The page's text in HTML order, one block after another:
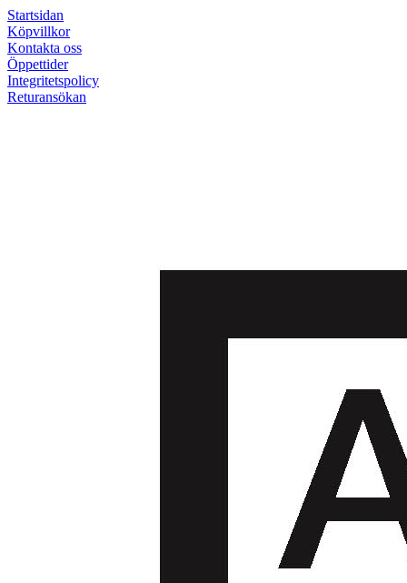
Startsidan
Köpvillkor
Kontakta oss
Öppettider
Integritetspolicy
Returansökan